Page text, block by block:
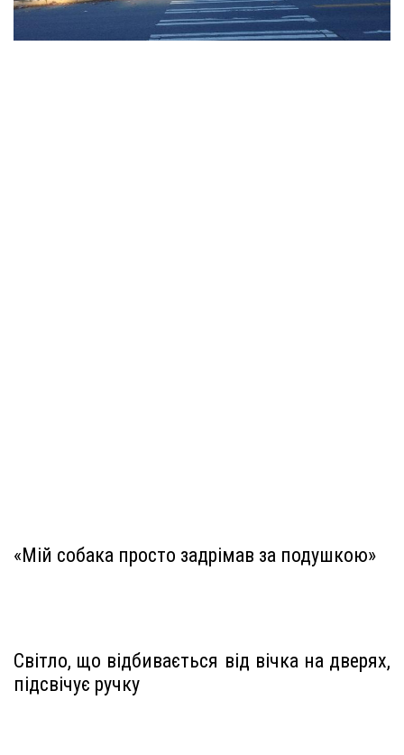
«Мій собака просто задрімав за подушкою»
Світло, що відбивається від вічка на дверях,
підсвічує ручку